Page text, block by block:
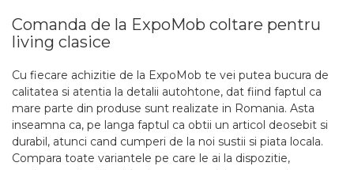
Comanda de la ExpoMob coltare pentru
living clasice
Cu fiecare achizitie de la ExpoMob te vei putea bucura de
calitatea si atentia la detalii autohtone, dat fiind faptul ca
mare parte din produse sunt realizate in Romania. Asta
inseamna ca, pe langa faptul ca obtii un articol deosebit si
durabil, atunci cand cumperi de la noi sustii si piata locala.
Compara toate variantele pe care le ai la dispozitie,